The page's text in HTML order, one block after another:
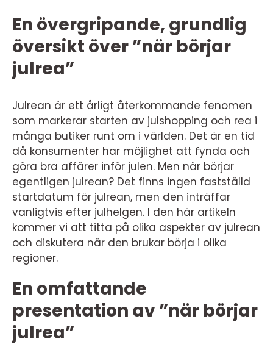
En övergripande, grundlig
översikt över ”när börjar
julrea”
Julrean är ett årligt återkommande fenomen
som markerar starten av julshopping och rea i
många butiker runt om i världen. Det är en tid
då konsumenter har möjlighet att fynda och
göra bra affärer inför julen. Men när börjar
egentligen julrean? Det finns ingen fastställd
startdatum för julrean, men den inträffar
vanligtvis efter julhelgen. I den här artikeln
kommer vi att titta på olika aspekter av julrean
och diskutera när den brukar börja i olika
regioner.
En omfattande
presentation av ”när börjar
julrea”